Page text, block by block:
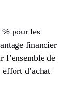
pour les
financier
l’ensemble de
d’achat